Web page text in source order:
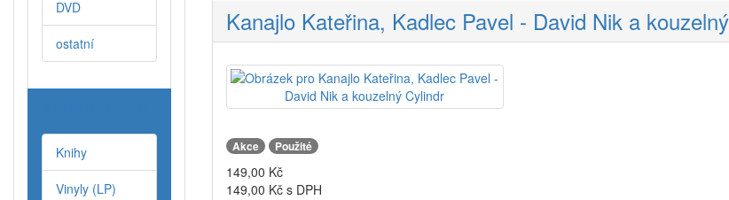
Kanajlo Kateřina, Kadlec Pavel - David Nik a
Akce Použité
149,00 Kč
149,00 Kč s DPH
DVD
ostatní
Knihy
Vinyly (LP)